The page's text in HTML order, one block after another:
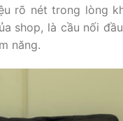
rõ nét trong lòng
shop, là cầu nối
năng.